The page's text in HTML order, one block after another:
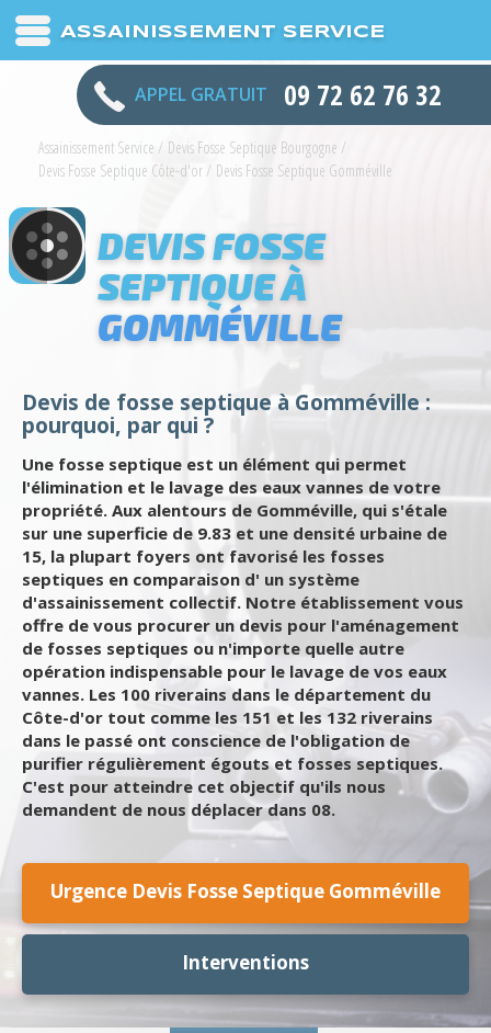
ASSAINISSEMENT SERVICE
APPEL GRATUIT 09 72 62 76 32
Assainissement Service / Devis Fosse Septique Bourgogne /
Devis Fosse Septique Côte-d'or/ Devis Fosse Septique Gomméville
DEVIS FOSSE
SEPTIQUE À
GOMMÉVILLE
Devis de fosse septique à Gomméville :
pourquoi, par qui ?
Une fosse septique est un élément qui permet
l'élimination et le lavage des eaux vannes de votre
propriété. Aux alentours de Gomméville, qui s'étale
sur une superficie de 9.83 et une densité urbaine de
15, la plupart foyers ont favorisé les fosses
septiques en comparaison d' un système
d'assainissement collectif. Notre établissement vous
offre de vous procurer un devis pour l'aménagement
de fosses septiques ou n'importe quelle autre
opération indispensable pour le lavage de vos eaux
vannes. Les 100 riverains dans le département du
Côte-d'or tout comme les 151 et les 132 riverains
dans le passé ont conscience de l'obligation de
purifier régulièrement égouts et fosses septiques.
C'est pour atteindre cet objectif qu'ils nous
demandent de nous déplacer dans 08.
Urgence Devis Fosse Septique Gomméville
Interventions